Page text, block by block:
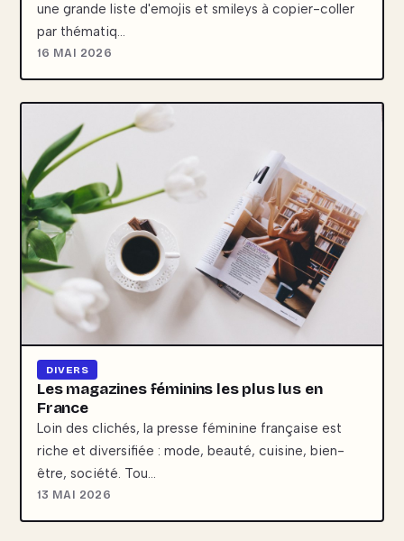
une grande liste d'emojis et smileys à copier-coller
par thématiq…
16 MAI 2026
DIVERS
Les magazines féminins les plus lus en
France
Loin des clichés, la presse féminine française est
riche et diversifiée : mode, beauté, cuisine, bien-
être, société. Tou…
13 MAI 2026